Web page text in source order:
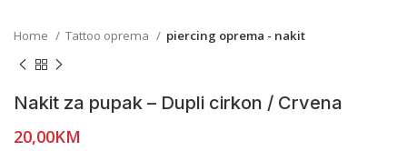
Home Tattoo oprema piercing oprema - nakit
Nakit za pupak – Dupli cirkon / Crvena
20,00KM